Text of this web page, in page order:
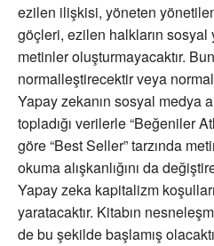
ezilen ilişkisi, yöneten
göçleri, ezilen halkların sosyal
metinler oluşturmayacaktır.
normalleştirecektir veya
Yapay zekanın sosyal medya
topladığı verilerle “Beğeniler
göre “Best Seller” tarzında
okuma alışkanlığını da
Yapay zeka kapitalizm
yaratacaktır. Kitabın
de bu şekilde başlamış